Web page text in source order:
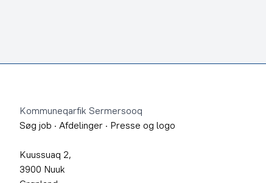
Kommuneqarfik Sermersooq
Søg job · Afdelinger · Presse og logo
Kuussuaq 2,
3900 Nuuk